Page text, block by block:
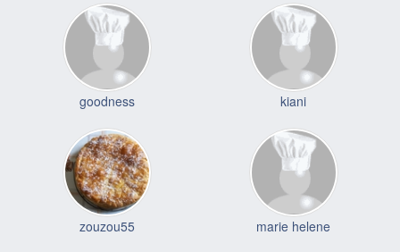
goodness kiani
zouzou55 marie helene